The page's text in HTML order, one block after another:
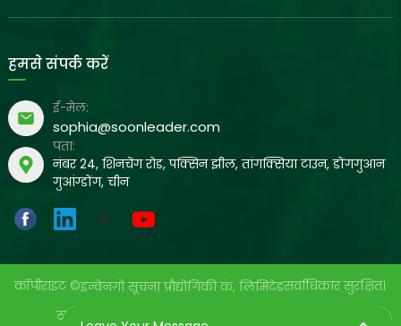
हमसे संपर्क करें
ई-मेल:
sophia@soonleader.com
पता:
नंबर 24, शिनचेंग रोड, पक्सिन झील, तांगक्सिया टाउन, डोंगगुआन
गुआंग्डोंग, चीन
कॉपीराइट ©इन्वेनगो सूचना प्रौद्योगिकी कं, लिमिटेडसर्वाधिकार सुरक्षित।
साइट मैप